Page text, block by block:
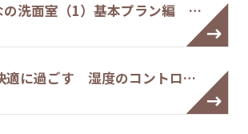
の洗面室（1）基本プラン編 …
に過ごす 湿度のコントロ…